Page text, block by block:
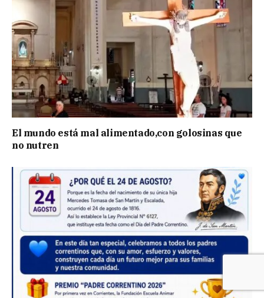
El mundo está mal alimentado,con golosinas que
no nutren